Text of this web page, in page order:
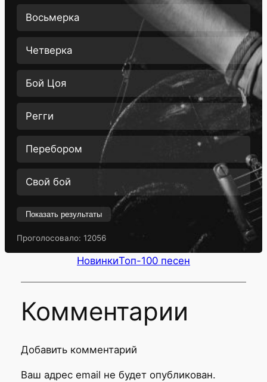
Восьмерка
Четверка
Бой Цоя
Регги
Перебором
Свой бой
Показать результаты
Проголосовало: 12056
НовинкиТоп-100 песен
Комментарии
Добавить комментарий
Ваш адрес email не будет опубликован.